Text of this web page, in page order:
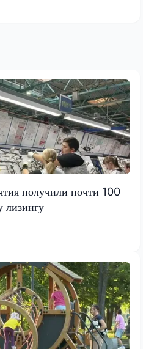
получили почти 100
лизингу